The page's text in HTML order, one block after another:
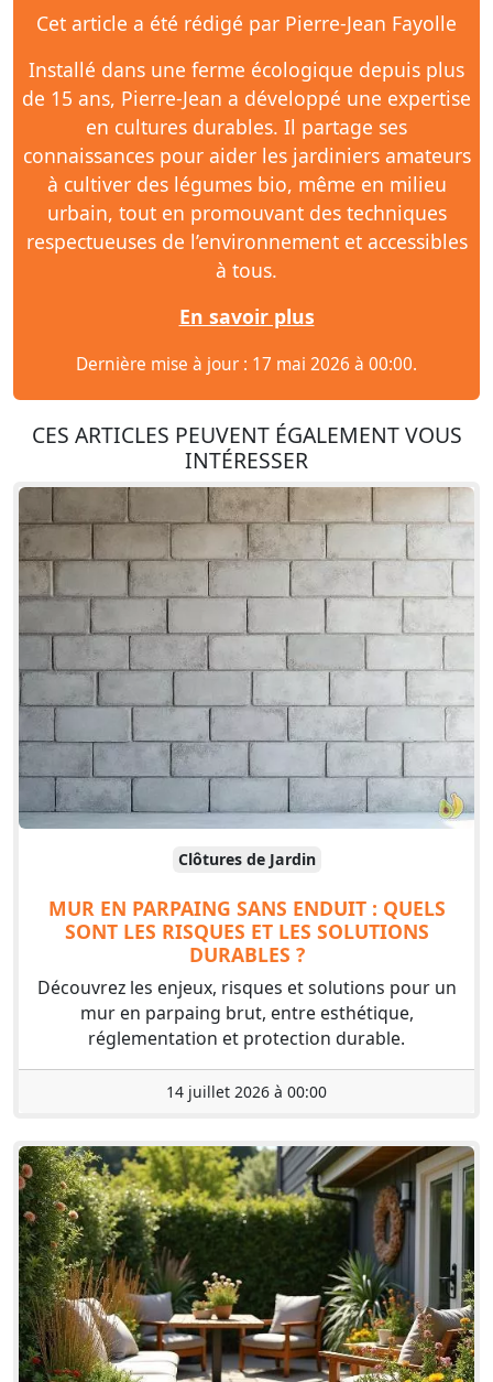
Cet article a été rédigé par Pierre-Jean Fayolle
Installé dans une ferme écologique depuis plus
de 15 ans, Pierre-Jean a développé une expertise
en cultures durables. Il partage ses
connaissances pour aider les jardiniers amateurs
à cultiver des légumes bio, même en milieu
urbain, tout en promouvant des techniques
respectueuses de l’environnement et accessibles
à tous.
En savoir plus
Dernière mise à jour : 17 mai 2026 à 00:00.
CES ARTICLES PEUVENT ÉGALEMENT VOUS
INTÉRESSER
Clôtures de Jardin
MUR EN PARPAING SANS ENDUIT : QUELS
SONT LES RISQUES ET LES SOLUTIONS
DURABLES ?
Découvrez les enjeux, risques et solutions pour un
mur en parpaing brut, entre esthétique,
réglementation et protection durable.
14 juillet 2026 à 00:00